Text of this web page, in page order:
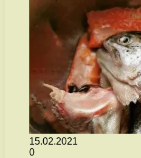
15.02.2021
0